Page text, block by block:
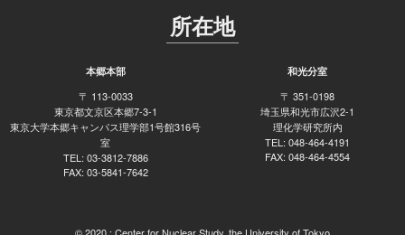
所在地
本郷本部
〒 113-0033
東京都文京区本郷7-3-1
東京大学本郷キャンパス理学部1号館316号
室
TEL: 03-3812-7886
FAX: 03-5841-7642
和光分室
〒 351-0198
埼玉県和光市広沢2-1
理化学研究所内
TEL: 048-464-4191
FAX: 048-464-4554